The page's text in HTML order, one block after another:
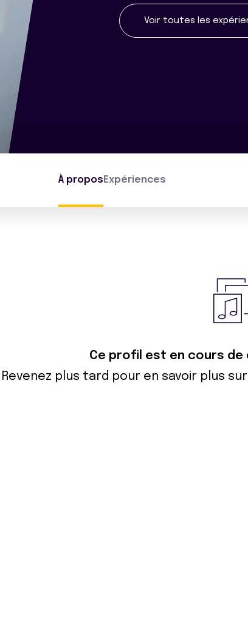
Voir toutes les
À propos Expériences
Ce profil est en cours
Revenez plus tard pour en savoir plus